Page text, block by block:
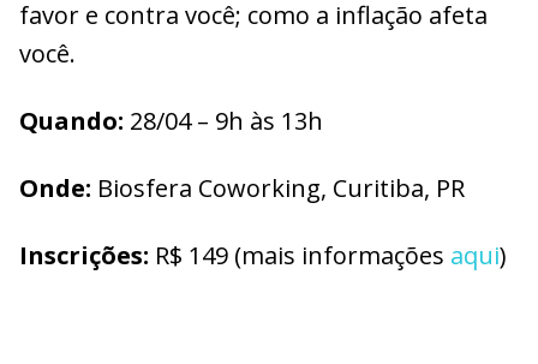
favor e contra você; como a inflação afeta
você.
Quando: 28/04 – 9h às 13h
Onde: Biosfera Coworking, Curitiba, PR
Inscrições: R$ 149 (mais informações aqui)